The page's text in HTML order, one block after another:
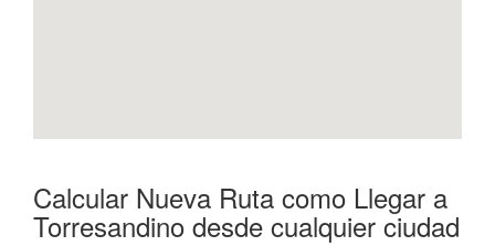
Calcular Nueva Ruta como Llegar a
Torresandino desde cualquier ciudad